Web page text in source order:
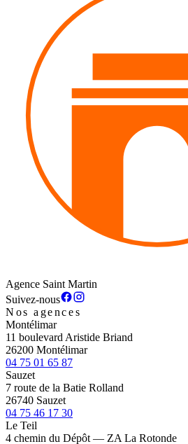
Agence Saint Martin
Suivez-nous
Nos agences
Montélimar
11 boulevard Aristide Briand
26200 Montélimar
04 75 01 65 87
Sauzet
7 route de la Batie Rolland
26740 Sauzet
04 75 46 17 30
Le Teil
4 chemin du Dépôt — ZA La Rotonde